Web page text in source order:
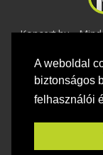
A weboldal
biztonságos
felhasználói
Koncert.hu -
2020
feltételek-